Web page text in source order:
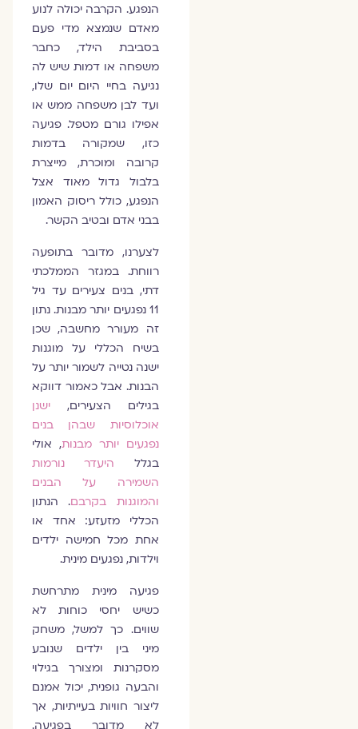
הנפגע. הקרבה יכולה לנוע
מאדם שנמצא מדי פעם
בסביבת הילד, כחבר
משפחה או דמות שיש לה
נגיעה בחיי היום יום שלו,
ועד לבן משפחה ממש או
אפילו גורם מטפל. פגיעה
כזו, שמקורה בדמות
קרובה ומוכרת, מייצרת
בלבול גדול מאוד אצל
הנפגע, כולל ריסוק האמון
בבני אדם ובטיב הקשר.
לצערנו, מדובר בתופעה
רווחת. במגזר הממלכתי
דתי, בנים צעירים עד גיל
11 נפגעים יותר מבנות. נתון
זה מעורר מחשבה, שכן
בשיח הכללי על מוגנות
ישנה נטייה לשמור יותר על
הבנות. אבל כאמור דווקא
בגילים הצעירים,
ישנן
אוכלוסיות שבהן בנים
נפגעים יותר מבנות, אולי
בגלל
היעדר נורמות
השמירה על הבנים
והמוגנות בקרבם. הנתון
הכללי מזעזע: אחד או
אחת מכל חמישה ילדים
וילדות, נפגעים מינית.
פגיעה מינית מתרחשת
כשיש יחסי כוחות לא
שווים. כך למשל, משחק
מיני בין ילדים שנובע
מסקרנות ומצורך בגילוי
והבעה גופנית, יכול אמנם
ליצור חוויות בעייתיות, אך
לא מדובר בפגיעה.